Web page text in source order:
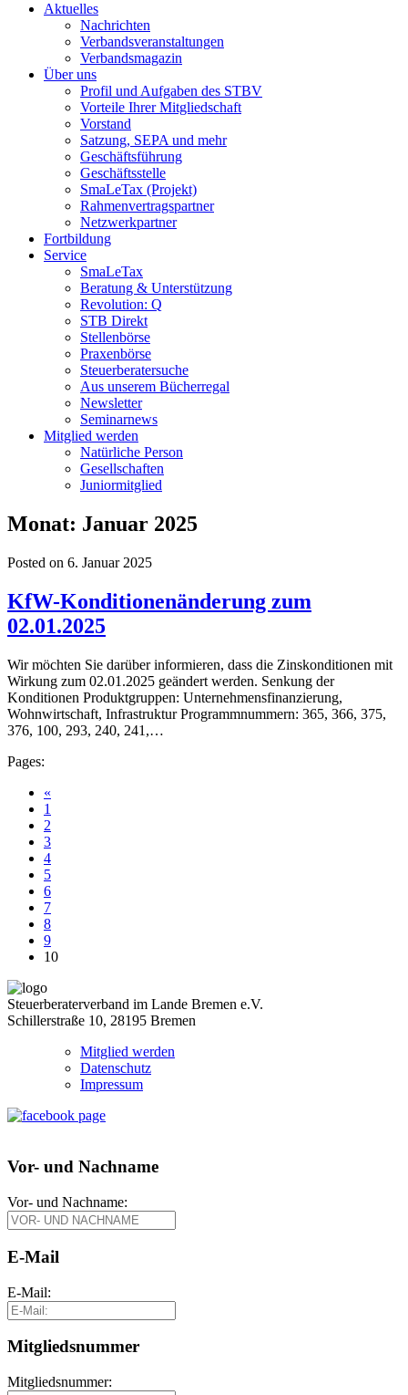
Aktuelles
Nachrichten
Verbandsveranstaltungen
Verbandsmagazin
Über uns
Profil und Aufgaben des STBV
Vorteile Ihrer Mitgliedschaft
Vorstand
Satzung, SEPA und mehr
Geschäftsführung
Geschäftsstelle
SmaLeTax (Projekt)
Rahmenvertragspartner
Netzwerkpartner
Fortbildung
Service
SmaLeTax
Beratung & Unterstützung
Revolution: Q
STB Direkt
Stellenbörse
Praxenbörse
Steuerberatersuche
Aus unserem Bücherregal
Newsletter
Seminarnews
Mitglied werden
Natürliche Person
Gesellschaften
Juniormitglied
Monat: Januar 2025
Posted on 6. Januar 2025
KfW-Konditionenänderung zum
02.01.2025
Wir möchten Sie darüber informieren, dass die Zinskonditionen mit
Wirkung zum 02.01.2025 geändert werden. Senkung der
Konditionen Produktgruppen: Unternehmensfinanzierung,
Wohnwirtschaft, Infrastruktur Programmnummern: 365, 366, 375,
376, 100, 293, 240, 241,…
Pages:
«
1
2
3
4
5
6
7
8
9
10
Steuerberaterverband im Lande Bremen e.V.
Schillerstraße 10, 28195 Bremen
Mitglied werden
Datenschutz
Impressum
Vor- und Nachname
Vor- und Nachname:
E-Mail
E-Mail:
Mitgliedsnummer
Mitgliedsnummer: